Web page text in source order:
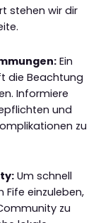
stehen wir dir
Ein
die Beachtung
Informiere
und
zu
Um schnell
Fife einzuleben,
zu